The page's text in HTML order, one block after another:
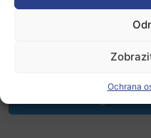
Ochrana
portále v časti:
Project Reporting
Zdroj: EK, 14 . 3.